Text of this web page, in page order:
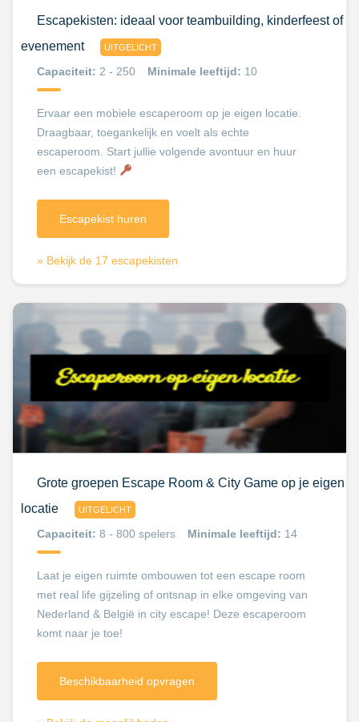
Escapekisten: ideaal voor teambuilding, kinderfeest of
evenement
UITGELICHT
Capaciteit: 2 - 250 Minimale leeftijd: 10
Ervaar een mobiele escaperoom op je eigen locatie.
Draagbaar, toegankelijk en voelt als echte
escaperoom. Start jullie volgende avontuur en huur
een escapekist!
Escapekist huren
» Bekijk de 17 escapekisten
Grote groepen Escape Room & City Game op je eigen
locatie
UITGELICHT
Capaciteit: 8 - 800 spelers Minimale leeftijd: 14
Laat je eigen ruimte ombouwen tot een escape room
met real life gijzeling of ontsnap in elke omgeving van
Nederland & België in city escape! Deze escaperoom
komt naar je toe!
Beschikbaarheid opvragen